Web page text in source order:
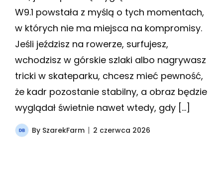
W9.1 powstała z myślą o tych momentach,
w których nie ma miejsca na kompromisy.
Jeśli jeździsz na rowerze, surfujesz,
wchodzisz w górskie szlaki albo nagrywasz
tricki w skateparku, chcesz mieć pewność,
że kadr pozostanie stabilny, a obraz będzie
wyglądał świetnie nawet wtedy, gdy […]
By SzarekFarm 2 czerwca 2026